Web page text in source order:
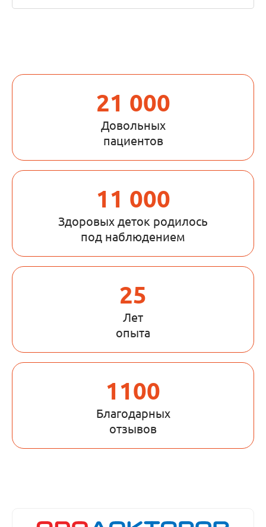
21 000
Довольных
пациентов
11 000
Здоровых деток родилось
под наблюдением
25
Лет
опыта
1100
Благодарных
отзывов